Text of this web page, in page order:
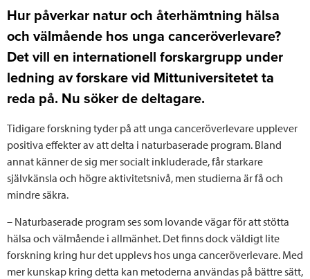
Hur påverkar natur och återhämtning hälsa
och välmående hos unga canceröverlevare?
Det vill en internationell forskargrupp under
ledning av forskare vid Mittuniversitetet ta
reda på. Nu söker de deltagare.
Tidigare forskning tyder på att unga canceröverlevare upplever
positiva effekter av att delta i naturbaserade program. Bland
annat känner de sig mer socialt inkluderade, får starkare
självkänsla och högre aktivitetsnivå, men studierna är få och
mindre säkra.
– Naturbaserade program ses som lovande vägar för att stötta
hälsa och välmående i allmänhet. Det finns dock väldigt lite
forskning kring hur det upplevs hos unga canceröverlevare. Med
mer kunskap kring detta kan metoderna användas på bättre sätt,